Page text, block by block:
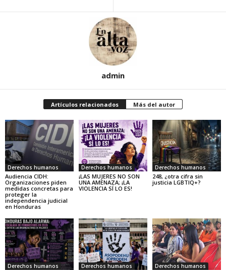
admin
Artículos relacionados Más del autor
Derechos humanos
Audiencia CIDH:
Organizaciones piden
medidas concretas para
proteger la
independencia judicial
en Honduras
Derechos humanos
¡LAS MUJERES NO SON
UNA AMENAZA; ¡LA
VIOLENCIA SÍ LO ES!
Derechos humanos
248, ¿otra cifra sin
justicia LGBTIQ+?
Derechos humanos Derechos humanos Derechos humanos